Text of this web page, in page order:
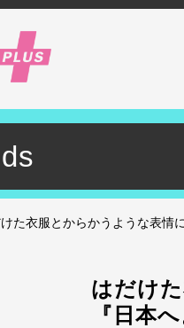
た衣服とからかうような表情
はだけ
『日本